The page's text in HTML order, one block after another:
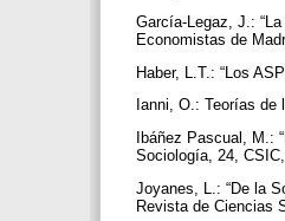
García-Legaz, J.:
Economistas de
Haber, L.T.: “Los
Ianni, O.: Teorías
Ibáñez Pascual, M.:
Sociología, 24,
Joyanes, L.: “De la
Revista de Ciencias